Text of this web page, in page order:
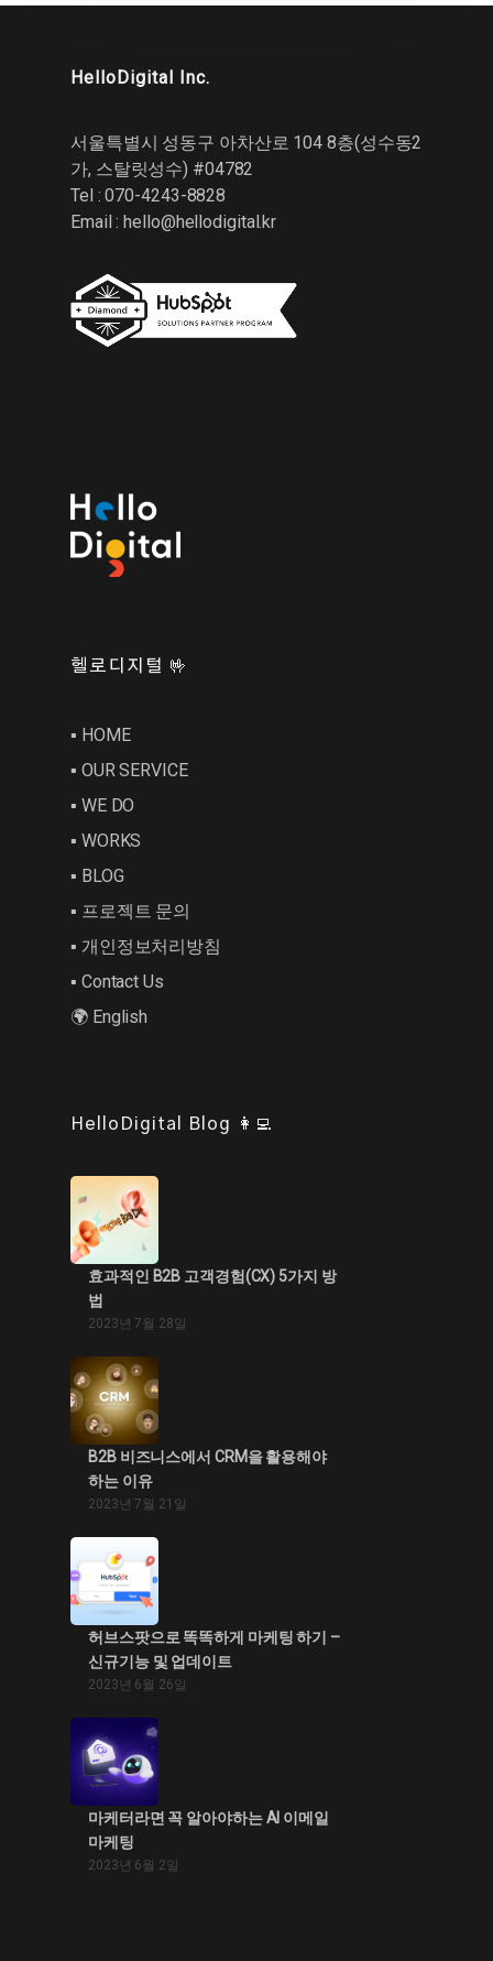
HelloDigital Inc.
서울특별시 성동구 아차산로 104 8층(성수동2
가, 스탈릿성수) #04782
Tel : 070-4243-8828
Email :hello@hellodigital.kr
헬로디지털 🤟
▪︎ HOME
▪︎ OUR SERVICE
▪︎ WE DO
▪︎ WORKS
▪︎ BLOG
▪︎ 프로젝트 문의
▪︎ 개인정보처리방침
▪︎ Contact Us
🌍 English
HelloDigital Blog 👩‍💻
효과적인 B2B 고객경험(CX) 5가지 방
법
2023년 7월 28일
B2B 비즈니스에서 CRM을 활용해야
하는 이유
2023년 7월 21일
허브스팟으로 똑똑하게 마케팅 하기 –
신규기능 및 업데이트
2023년 6월 26일
마케터라면 꼭 알아야하는 AI 이메일
마케팅
2023년 6월 2일